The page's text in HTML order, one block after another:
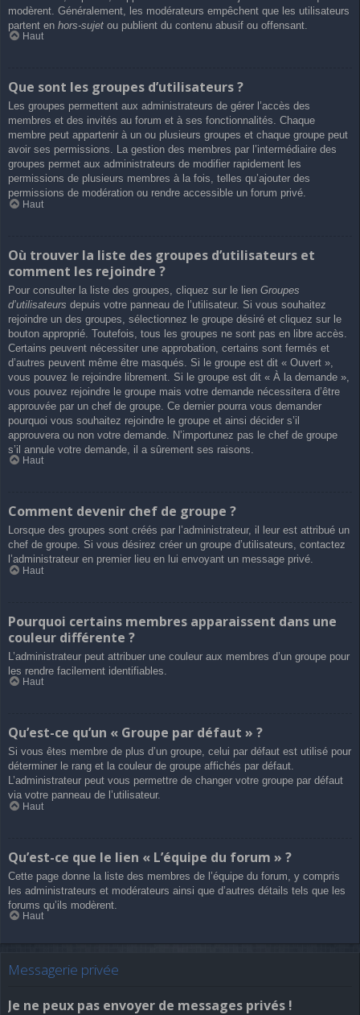
modèrent. Généralement, les modérateurs empêchent que les utilisateurs
partent en hors-sujet ou publient du contenu abusif ou offensant.
Haut
Que sont les groupes d’utilisateurs ?
Les groupes permettent aux administrateurs de gérer l’accès des
membres et des invités au forum et à ses fonctionnalités. Chaque
membre peut appartenir à un ou plusieurs groupes et chaque groupe peut
avoir ses permissions. La gestion des membres par l’intermédiaire des
groupes permet aux administrateurs de modifier rapidement les
permissions de plusieurs membres à la fois, telles qu’ajouter des
permissions de modération ou rendre accessible un forum privé.
Haut
Où trouver la liste des groupes d’utilisateurs et
comment les rejoindre ?
Pour consulter la liste des groupes, cliquez sur le lien Groupes
d’utilisateurs depuis votre panneau de l’utilisateur. Si vous souhaitez
rejoindre un des groupes, sélectionnez le groupe désiré et cliquez sur le
bouton approprié. Toutefois, tous les groupes ne sont pas en libre accès.
Certains peuvent nécessiter une approbation, certains sont fermés et
d’autres peuvent même être masqués. Si le groupe est dit « Ouvert »,
vous pouvez le rejoindre librement. Si le groupe est dit « À la demande »,
vous pouvez rejoindre le groupe mais votre demande nécessitera d’être
approuvée par un chef de groupe. Ce dernier pourra vous demander
pourquoi vous souhaitez rejoindre le groupe et ainsi décider s’il
approuvera ou non votre demande. N’importunez pas le chef de groupe
s’il annule votre demande, il a sûrement ses raisons.
Haut
Comment devenir chef de groupe ?
Lorsque des groupes sont créés par l’administrateur, il leur est attribué un
chef de groupe. Si vous désirez créer un groupe d’utilisateurs, contactez
l’administrateur en premier lieu en lui envoyant un message privé.
Haut
Pourquoi certains membres apparaissent dans une
couleur différente ?
L’administrateur peut attribuer une couleur aux membres d’un groupe pour
les rendre facilement identifiables.
Haut
Qu’est-ce qu’un « Groupe par défaut » ?
Si vous êtes membre de plus d’un groupe, celui par défaut est utilisé pour
déterminer le rang et la couleur de groupe affichés par défaut.
L’administrateur peut vous permettre de changer votre groupe par défaut
via votre panneau de l’utilisateur.
Haut
Qu’est-ce que le lien « L’équipe du forum » ?
Cette page donne la liste des membres de l’équipe du forum, y compris
les administrateurs et modérateurs ainsi que d’autres détails tels que les
forums qu’ils modèrent.
Haut
Messagerie privée
Je ne peux pas envoyer de messages privés !